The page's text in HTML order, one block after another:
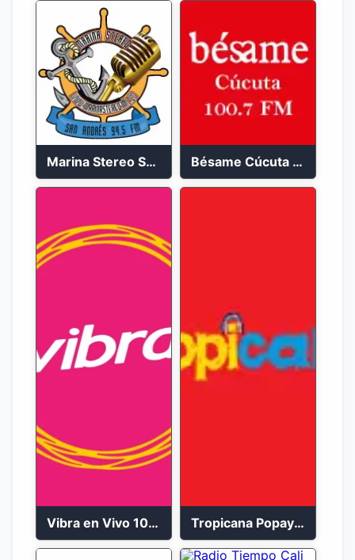
Marina Stereo San Andres 94.5 FM Bésame Cúcuta en vivo 2023
Vibra en Vivo 104.9 FM Bogotá Tropicana Popayán en vivo 106.1 FM